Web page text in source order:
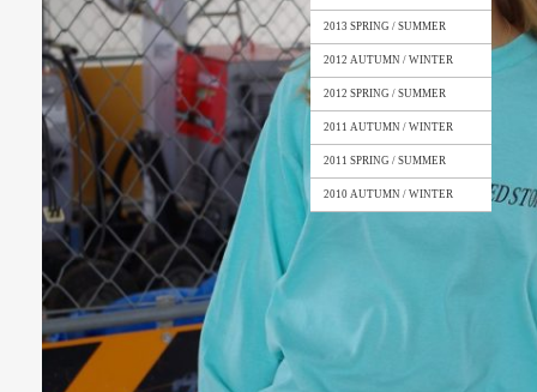
2013 SPRING / SUMMER
2012 AUTUMN / WINTER
2012 SPRING / SUMMER
2011 AUTUMN / WINTER
2011 SPRING / SUMMER
2010 AUTUMN / WINTER